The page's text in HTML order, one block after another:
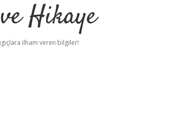
Hikaye
ilham veren bilgiler!